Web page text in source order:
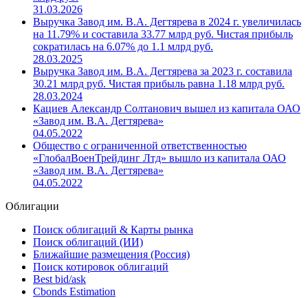
Выручка Завод им. В.А. Дегтярева в 2025 г. по РСБУ
увеличилась на 20.77% и составила 40.79 млрд руб.
Чистая прибыль в 2025 г. выросла на 14.01% до 1.26
млрд руб.
31.03.2026
Выручка Завод им. В.А. Дегтярева в 2024 г. увеличилась
на 11.79% и составила 33.77 млрд руб. Чистая прибыль
сократилась на 6.07% до 1.1 млрд руб.
28.03.2025
Выручка Завод им. В.А. Дегтярева за 2023 г. составила
30.21 млрд руб. Чистая прибыль равна 1.18 млрд руб.
28.03.2024
Кациев Александр Солтанович вышел из капитала ОАО
«Завод им. В.А. Дегтярева»
04.05.2022
«ГлобалВоенТрейдинг Лтд» вышло из капитала ОАО
04.05.2022
Облигации
Поиск облигаций & Карты рынка
Поиск облигаций (ИИ)